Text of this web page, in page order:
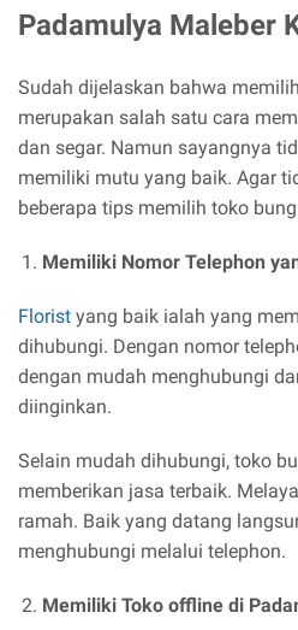
Padamulya Maleber
Sudah dijelaskan bahwa
merupakan salah satu cara
dan segar. Namun sayangnya
memiliki mutu yang baik. Agar
beberapa tips memilih toko
Memiliki Nomor Telephon
Florist yang baik ialah yang
dihubungi. Dengan nomor
dengan mudah menghubungi
diinginkan.
Selain mudah dihubungi, toko
memberikan jasa terbaik.
ramah. Baik yang datang
menghubungi melalui telephon.
Memiliki Toko offline di